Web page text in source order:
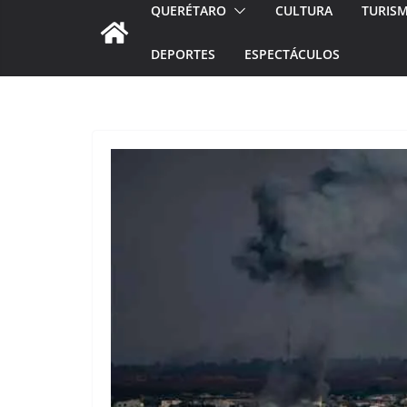
QUERÉTARO CULTURA
DEPORTES ESPECTÁCULOS